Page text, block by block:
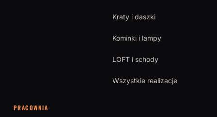
Kraty i daszki
Kominki i lampy
LOFT i schody
Wszystkie realizacje
PRACOWNIA